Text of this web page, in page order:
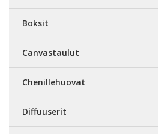
Boksit
Canvastaulut
Chenillehuovat
Diffuuserit